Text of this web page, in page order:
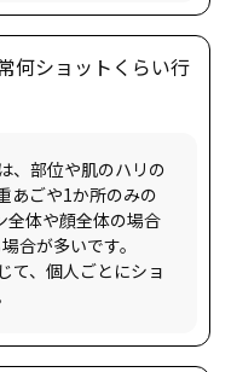
何ショットくらい行
、部位や肌のハリの
あごや1か所のみの
全体や顔全体の場合
合が多いです。
て、個人ごとにショ